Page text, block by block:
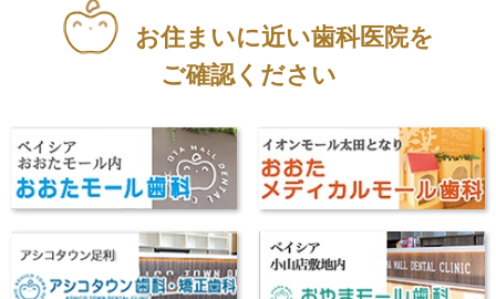
お住まいに近い歯科医院を
ご確認ください